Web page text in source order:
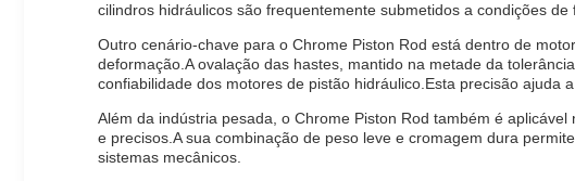
cilindros hidráulicos são frequentemente submetidos a condições de
Outro cenário-chave para o Chrome Piston Rod está dentro de
deformação.A ovalação das hastes, mantido na metade da
confiabilidade dos motores de pistão hidráulico.Esta precisão ajuda
Além da indústria pesada, o Chrome Piston Rod também é
e precisos.A sua combinação de peso leve e cromagem dura
sistemas mecânicos.